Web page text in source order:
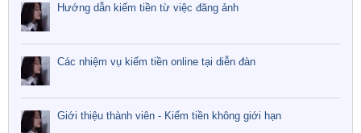
Hướng dẫn kiếm tiền từ việc đăng ảnh
Các nhiệm vụ kiếm tiền online tại diễn đàn
Giới thiệu thành viên - Kiếm tiền không giới hạn